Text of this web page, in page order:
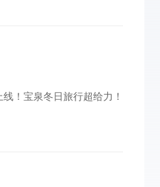
！宝泉冬日旅行超给力！